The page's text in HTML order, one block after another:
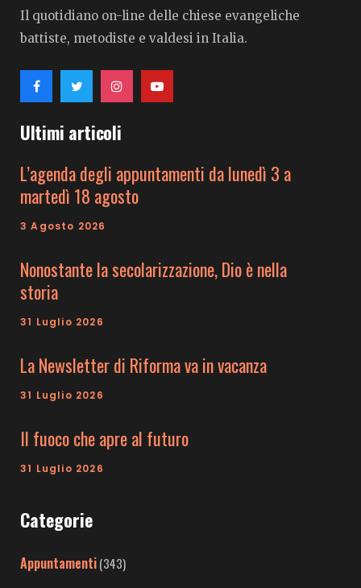
Il quotidiano on-line delle chiese evangeliche
battiste, metodiste e valdesi in Italia.
Ultimi articoli
L’agenda degli appuntamenti da lunedì 3 a
martedì 18 agosto
3 Agosto 2026
Nonostante la secolarizzazione, Dio è nella
storia
31 Luglio 2026
La Newsletter di Riforma va in vacanza
31 Luglio 2026
Il fuoco che apre al futuro
31 Luglio 2026
Categorie
Appuntamenti(343)